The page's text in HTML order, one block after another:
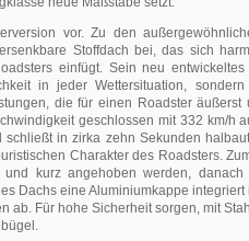
vor. Zu den
Stoffdach bei, das sich
einfügt. Sein neu entwickeltes
in jeder Wettersituation,
die für einen Roadster äußerst
geschlossen mit 332 km/h
in zirka zehn Sekunden
Charakter des Roadsters.
kurz angehoben werden,
Dachs eine Aluminiumkappe integriert
ab. Für hohe Sicherheit sorgen, mit